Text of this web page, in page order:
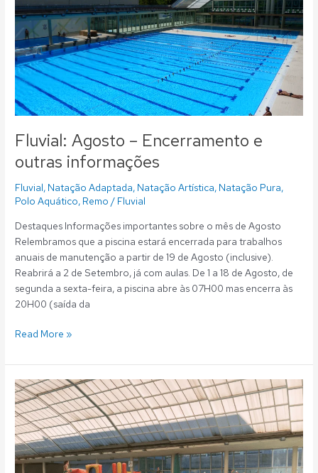
Fluvial: Agosto – Encerramento e
outras informações
Fluvial, Natação Adaptada, Natação Artística, Natação Pura,
Polo Aquático, Remo / Fluvial
Destaques Informações importantes sobre o mês de Agosto
Relembramos que a piscina estará encerrada para trabalhos
anuais de manutenção a partir de 19 de Agosto (inclusive).
Reabrirá a 2 de Setembro, já com aulas. De 1 a 18 de Agosto, de
segunda a sexta-feira, a piscina abre às 07H00 mas encerra às
20H00 (saída da
Encerramento
e
outras
informações
Read More »
Fluvial:
Escola
Aquática
–
Renovações
aulas